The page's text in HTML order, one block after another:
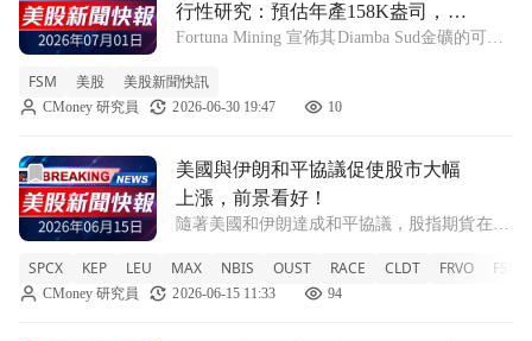
行性研究：預估年產158K盎司，經
濟潛力驚人！
Fortuna Mining 宣佈其Diamba Sud金礦的可行
在2028年第二季開始生產。 FSM +1.02%
Fortuna Mining(FSM)於週
FSM 美股 美股新聞快訊
CMoney 研究員 2026-06-30 19:47 10
前往美國與伊朗和平協議促使股市大幅上漲，前景看好！文
美國與伊朗和平協議促使股市大幅
上漲，前景看好！
隨著美國和伊朗達成和平協議，股指期貨在週
+19.22% KEP +4.33% LEU +2.46% MAX
+1.07% NBIS +4.55% OUST
SPCX KEP LEU MAX NBIS OUST RACE CLDT FRVO FSM
CMoney 研究員 2026-06-15 11:33 94